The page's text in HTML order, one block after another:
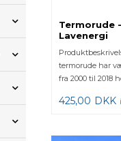
Termorude
Lavenergi
termorude har
fra 2000 til 2018
425,00 DKK